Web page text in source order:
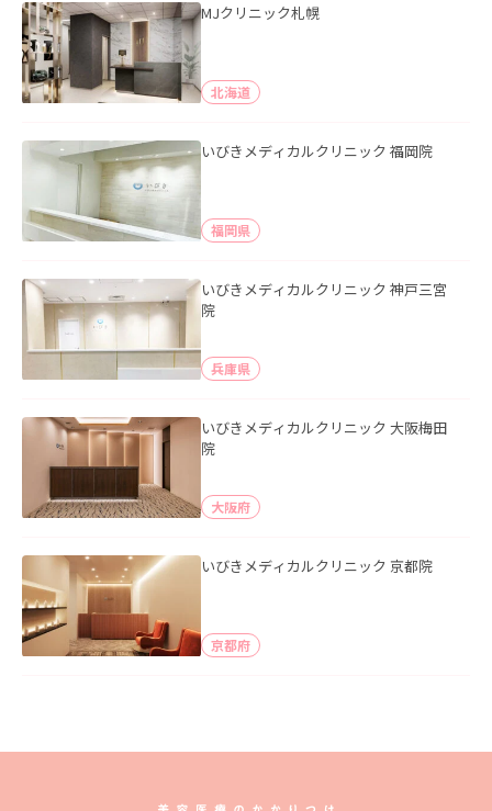
MJクリニック札幌
北海道
いびきメディカルクリニック 福岡院
福岡県
いびきメディカルクリニック 神戸三宮
院
兵庫県
いびきメディカルクリニック 大阪梅田
院
大阪府
いびきメディカルクリニック 京都院
京都府